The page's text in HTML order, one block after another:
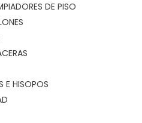
DE PISO
E HISOPOS